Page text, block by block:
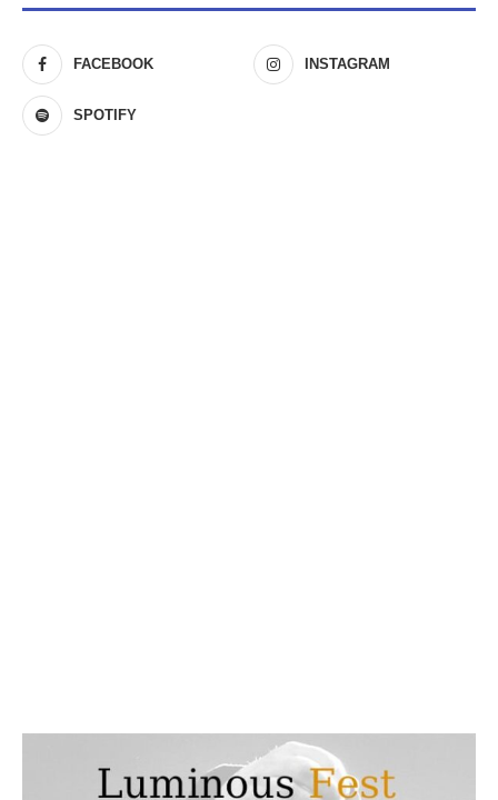
FACEBOOK INSTAGRAM
SPOTIFY